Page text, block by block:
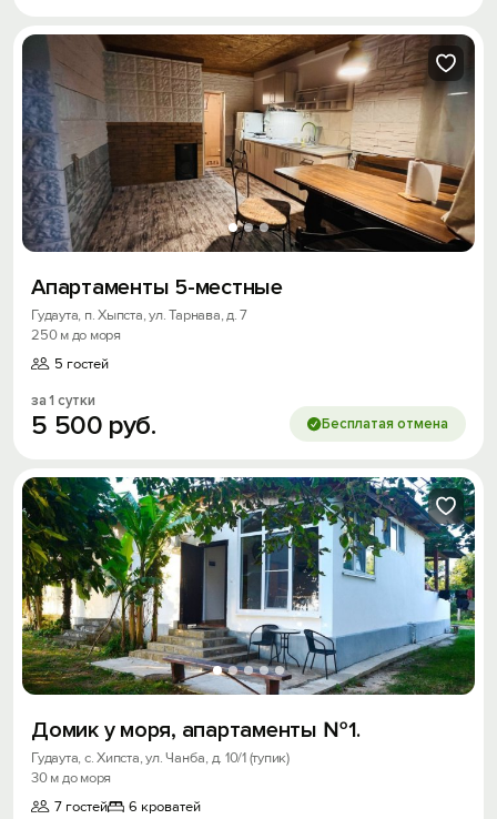
Апартаменты 5-местные
Гудаута, п. Хыпста, ул. Тарнава, д. 7
250 м до моря
5 гостей
за 1 сутки
5 500 руб. Бесплатая отмена
Домик у моря, апартаменты №1.
Гудаута, с. Хипста, ул. Чанба, д. 10/1 (тупик)
30 м до моря
7 гостей
6 кроватей